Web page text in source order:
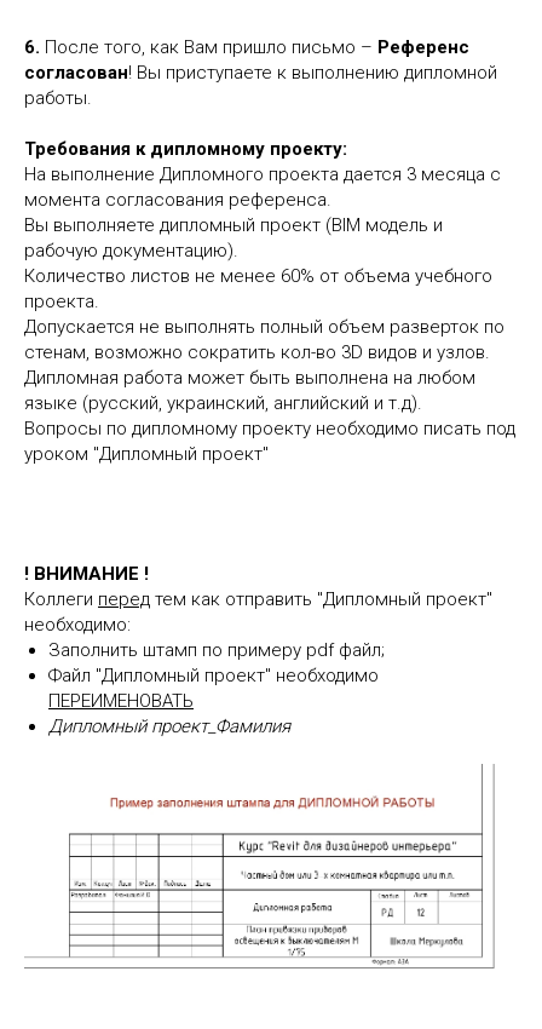
6. После того, как Вам пришло письмо – Референс
согласован! Вы приступаете к выполнению дипломной
работы.
Требования к дипломному проекту:
На выполнение Дипломного проекта дается 3 месяца с
момента согласования референса.
Вы выполняете дипломный проект (BIM модель и
рабочую документацию).
Количество листов не менее 60% от объема учебного
проекта.
Допускается не выполнять полный объем разверток по
стенам, возможно сократить кол-во 3D видов и узлов.
Дипломная работа может быть выполнена на любом
языке (русский, украинский, английский и т.д).
Вопросы по дипломному проекту необходимо писать под
уроком "Дипломный проект"
! ВНИМАНИЕ !
Коллеги перед тем как отправить "Дипломный проект"
необходимо:
Заполнить штамп по примеру pdf файл;
Файл "Дипломный проект" необходимо
ПЕРЕИМЕНОВАТЬ
Дипломный проект_Фамилия